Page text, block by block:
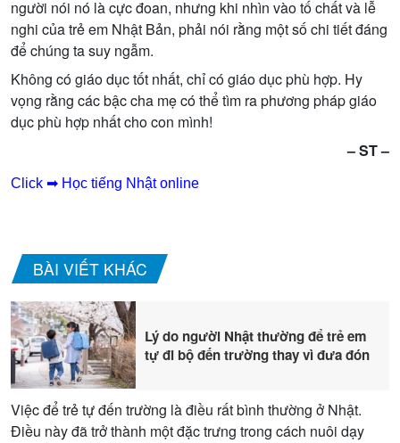
người nói nó là cực đoan, nhưng khi nhìn vào tố chất và lễ
nghi của trẻ em Nhật Bản, phải nói rằng một số chi tiết đáng
để chúng ta suy ngẫm.
Không có giáo dục tốt nhất, chỉ có giáo dục phù hợp. Hy
vọng rằng các bậc cha mẹ có thể tìm ra phương pháp giáo
dục phù hợp nhất cho con mình!
– ST –
Click ➡ Học tiếng Nhật online
BÀI VIẾT KHÁC
Lý do người Nhật thường để trẻ em
tự đi bộ đến trường thay vì đưa đón
Việc để trẻ tự đến trường là điều rất bình thường ở Nhật.
Điều này đã trở thành một đặc trưng trong cách nuôi dạy